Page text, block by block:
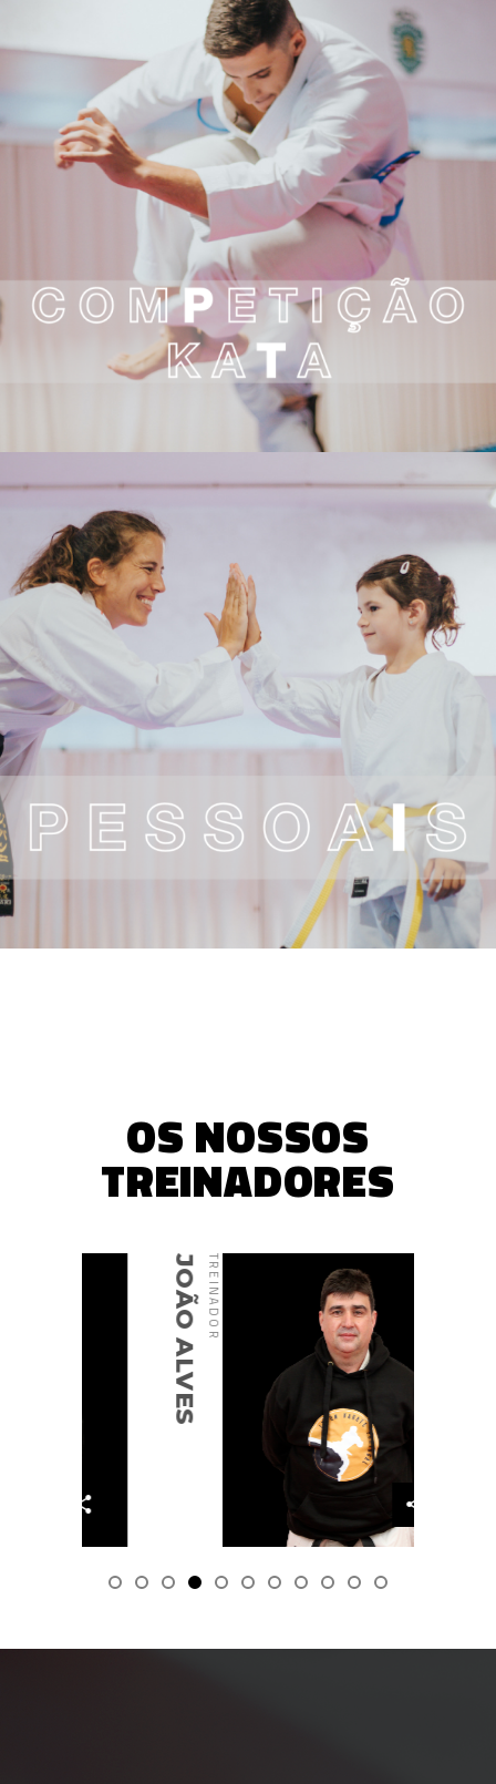
COMPETIÇÃO
KATA
PESSOAIS
OS NOSSOS
TREINADORES
TREINADOR